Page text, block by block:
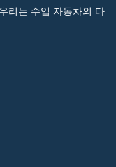
리는 수입 자동차의 다